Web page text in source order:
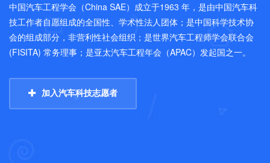
中国汽车工程学会（China SAE）成立于1963 年，是由中国汽车科
技工作者自愿组成的全国性、学术性法人团体；是中国科学技术协
会的组成部分，非营利性社会组织；是世界汽车工程师学会联合会
(FISITA) 常务理事；是亚太汽车工程年会（APAC）发起国之一。
加入汽车科技志愿者